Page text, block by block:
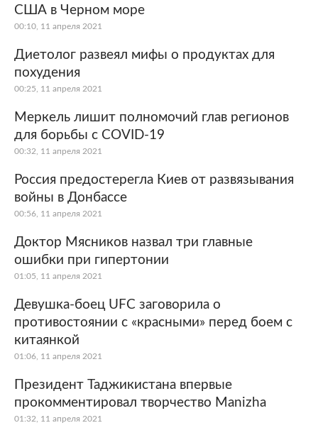
США в Черном море
00:10, 11 апреля 2021
Диетолог развеял мифы о продуктах для
похудения
00:25, 11 апреля 2021
Меркель лишит полномочий глав регионов
для борьбы с COVID-19
00:32, 11 апреля 2021
Россия предостерегла Киев от развязывания
войны в Донбассе
00:56, 11 апреля 2021
Доктор Мясников назвал три главные
ошибки при гипертонии
01:05, 11 апреля 2021
Девушка-боец UFC заговорила о
противостоянии с «красными» перед боем с
китаянкой
01:06, 11 апреля 2021
Президент Таджикистана впервые
прокомментировал творчество Manizha
01:32, 11 апреля 2021